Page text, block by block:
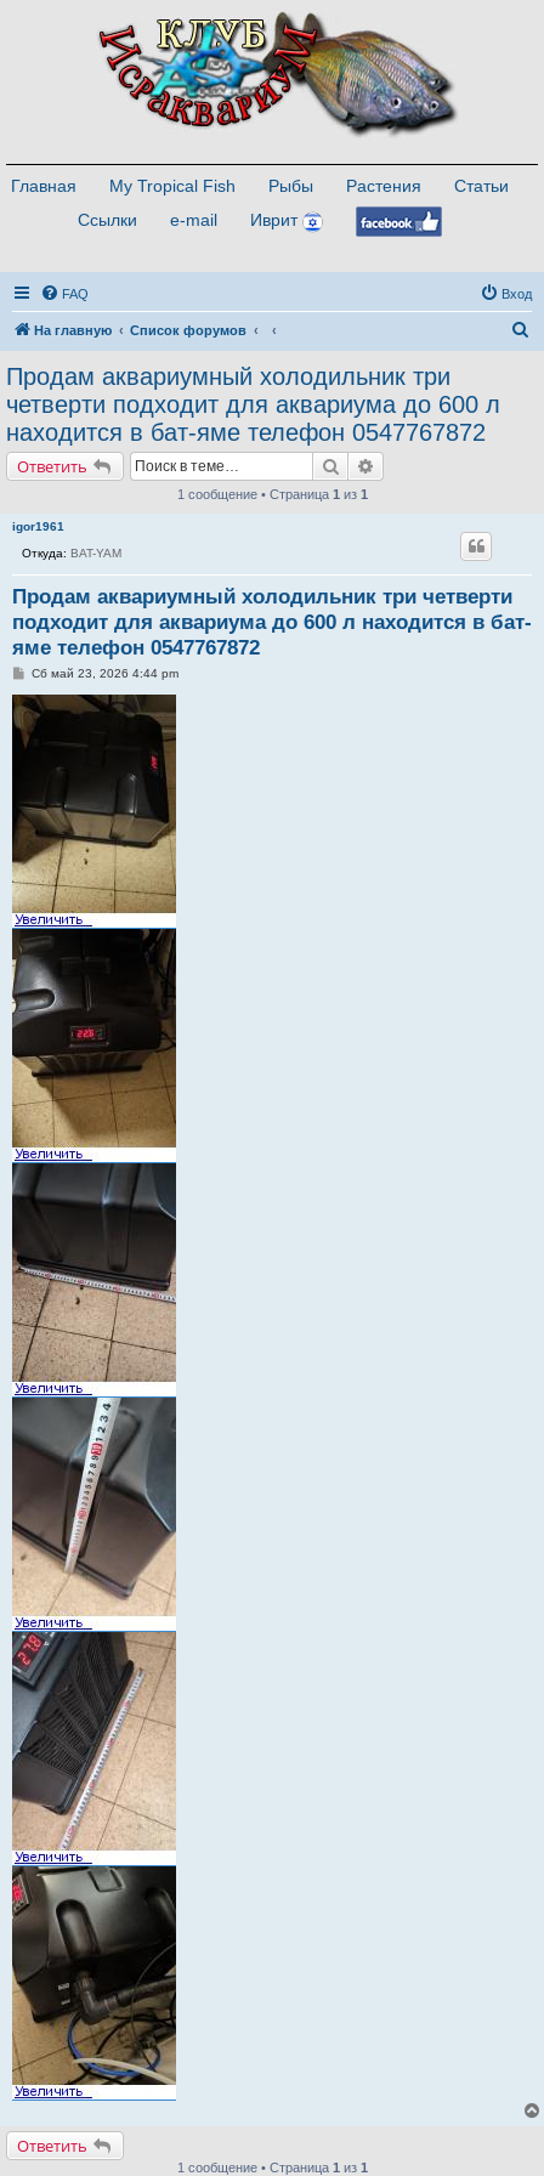
Главная My Tropical Fish Рыбы Растения
Статьи
Ссылки
e-mail Иврит
FAQ Вход
На главную Список форумов
Продам аквариумный холодильник три
четверти подходит для аквариума до 600 л
находится в бат-яме телефон 0547767872
Ответить Поиск
1 сообщение • Страница 1 из 1
igor1961
Откуда: BAT-YAM
Продам аквариумный холодильник три четверти
подходит для аквариума до 600 л находится в бат-
яме телефон 0547767872
С
о
б
щ
е
Сб май 23, 2026 4:44 pm
Ответить
1 сообщение • Страница 1 из 1